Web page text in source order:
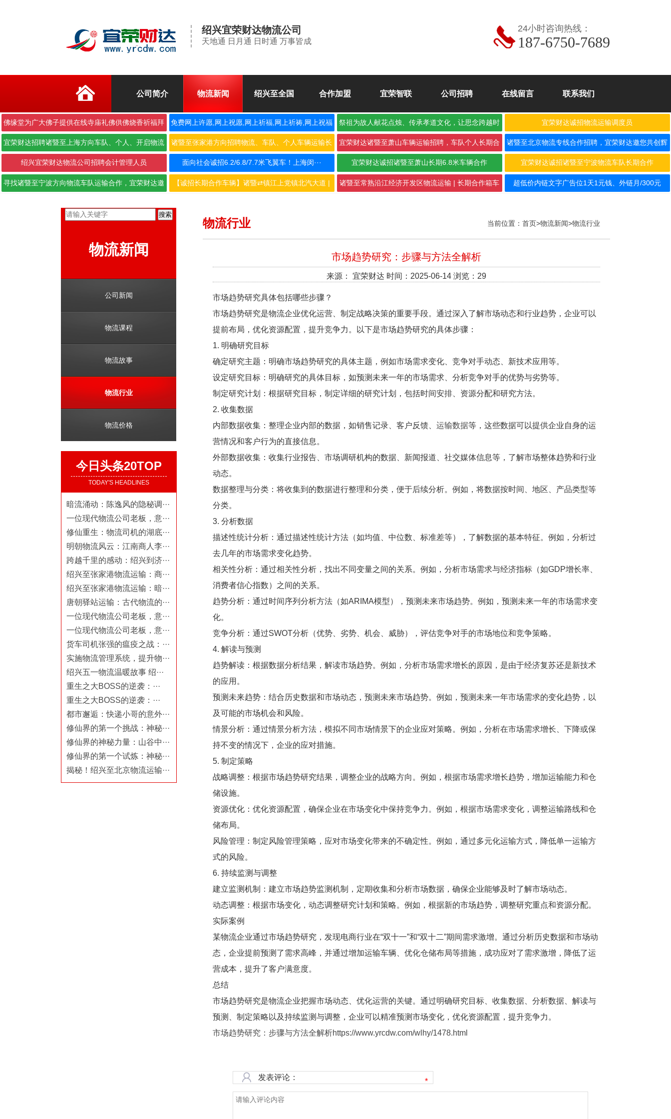
绍兴宜荣财达物流公司
天地通 日月通 日时通 万事皆成
24小时咨询热线：
187-6750-7689
公司简介 物流新闻 绍兴至全国 合作加盟 宜荣智联 公司招聘 在线留言 联系我们
佛缘堂为广大佛子提供在线寺庙礼佛供佛烧香祈福拜
佛
免费网上许愿,网上祝愿,网上祈福,网上祈祷,网上祝福 祭祖为故人献花点烛、传承孝道文化，让思念跨越时
空
宜荣财达诚招物流运输调度员
宜荣财达招聘诸暨至上海方向车队、个人、开启物流
合作···
诸暨至张家港方向招聘物流、车队、个人车辆运输长
期合···
宜荣财达诸暨至萧山车辆运输招聘，车队个人长期合
作，···
诸暨至北京物流专线合作招聘，宜荣财达邀您共创辉
煌！
绍兴宜荣财达物流公司招聘会计管理人员 面向社会诚招6.2/6.8/7.7米飞翼车！上海闵··· 宜荣财达诚招诸暨至萧山长期6.8米车辆合作 宜荣财达诚招诸暨至宁波物流车队长期合作
寻找诸暨至宁波方向物流车队运输合作，宜荣财达邀 【诚招长期合作车辆】诸暨⇄镇江上党镇北汽大道 | 诸暨至常熟沿江经济开发区物流运输 | 长期合作箱车 超低价内链文字广告位1天1元钱、外链月/300元
搜索
物流新闻
公司新闻
物流课程
物流故事
物流行业
物流价格
今日头条20TOP
TODAY'S HEADLINES
暗流涌动：陈逸风的隐秘调···
一位现代物流公司老板，意···
修仙重生：物流司机的湖底···
明朝物流风云：江南商人李···
跨越千里的感动：绍兴到济···
绍兴至张家港物流运输：商···
绍兴至张家港物流运输：暗···
唐朝驿站运输：古代物流的···
一位现代物流公司老板，意···
一位现代物流公司老板，意···
货车司机张强的瘟疫之战：···
实施物流管理系统，提升物···
绍兴五一物流温暖故事 绍···
重生之大BOSS的逆袭：···
重生之大BOSS的逆袭：···
都市邂逅：快递小哥的意外···
修仙界的第一个挑战：神秘···
修仙界的神秘力量：山谷中···
修仙界的第一个试炼：神秘···
揭秘！绍兴至北京物流运输···
物流行业 当前位置： 首页>物流新闻>物流行业
市场趋势研究：步骤与方法全解析
来源： 宜荣财达 时间：2025-06-14 浏览：29
市场趋势研究具体包括哪些步骤？
市场趋势研究是物流企业优化运营、制定战略决策的重要手段。通过深入了解市场动态和行业趋势，企业可以
提前布局，优化资源配置，提升竞争力。以下是市场趋势研究的具体步骤：
1. 明确研究目标
确定研究主题：明确市场趋势研究的具体主题，例如市场需求变化、竞争对手动态、新技术应用等。
设定研究目标：明确研究的具体目标，如预测未来一年的市场需求、分析竞争对手的优势与劣势等。
制定研究计划：根据研究目标，制定详细的研究计划，包括时间安排、资源分配和研究方法。
2. 收集数据
内部数据收集：整理企业内部的数据，如销售记录、客户反馈、 运输数据等，这些数据可以提供企业自身的运
营情况和客户行为的直接信息。
外部数据收集：收集行业报告、市场调研机构的数据、新闻报道、社交媒体信息等，了解市场整体趋势和行业
动态。
数据整理与分类：将收集到的数据进行整理和分类，便于后续分析。例如，将数据按时间、地区、产品类型等
分类。
3. 分析数据
描述性统计分析：通过描述性统计方法（如均值、中位数、标准差等），了解数据的基本特征。例如，分析过
去几年的市场需求变化趋势。
相关性分析：通过相关性分析，找出不同变量之间的关系。例如，分析市场需求与经济指标（如GDP增长率、
消费者信心指数）之间的关系。
趋势分析：通过时间序列分析方法（如ARIMA模型），预测未来市场趋势。例如，预测未来一年的市场需求变
化。
竞争分析：通过SWOT分析（优势、劣势、机会、威胁），评估竞争对手的市场地位和竞争策略。
4. 解读与预测
趋势解读：根据数据分析结果，解读市场趋势。例如，分析市场需求增长的原因，是由于经济复苏还是新技术
的应用。
预测未来趋势：结合历史数据和市场动态，预测未来市场趋势。例如，预测未来一年市场需求的变化趋势，以
及可能的市场机会和风险。
情景分析：通过情景分析方法，模拟不同市场情景下的企业应对策略。例如，分析在市场需求增长、下降或保
持不变的情况下，企业的应对措施。
5. 制定策略
战略调整：根据市场趋势研究结果，调整企业的战略方向。例如，根据市场需求增长趋势，增加运输能力和仓
储设施。
资源优化：优化资源配置，确保企业在市场变化中保持竞争力。例如，根据市场需求变化，调整运输路线和仓
储布局。
风险管理：制定风险管理策略，应对市场变化带来的不确定性。例如，通过多元化运输方式，降低单一运输方
式的风险。
6. 持续监测与调整
建立监测机制：建立市场趋势监测机制，定期收集和分析市场数据，确保企业能够及时了解市场动态。
动态调整：根据市场变化，动态调整研究计划和策略。例如，根据新的市场趋势，调整研究重点和资源分配。
实际案例
某物流企业通过市场趋势研究，发现电商行业在“双十一”和“双十二”期间需求激增。通过分析历史数据和市场动
态，企业提前预测了需求高峰，并通过增加运输车辆、优化仓储布局等措施，成功应对了需求激增，降低了运
营成本，提升了客户满意度。
总结
市场趋势研究是物流企业把握市场动态、优化运营的关键。通过明确研究目标、收集数据、分析数据、解读与
预测、制定策略以及持续监测与调整，企业可以精准预测市场变化，优化资源配置，提升竞争力。
市场趋势研究：步骤与方法全解析https://www.yrcdw.com/wlhy/1478.html
发表评论： *